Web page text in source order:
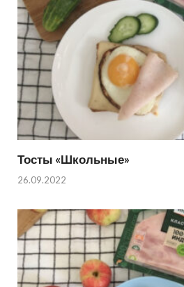
Тосты «Школьные»
26.09.2022